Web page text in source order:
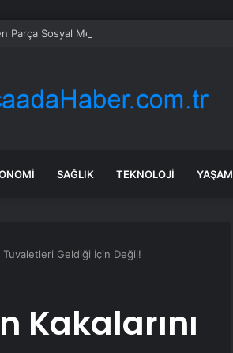
Parça Sosyal Medyada Gündem Oldu
SAĞLIK TEKNOLOJI YAŞAM
Tuvaletleri Geldiği İçin Değil!
Kakalarını